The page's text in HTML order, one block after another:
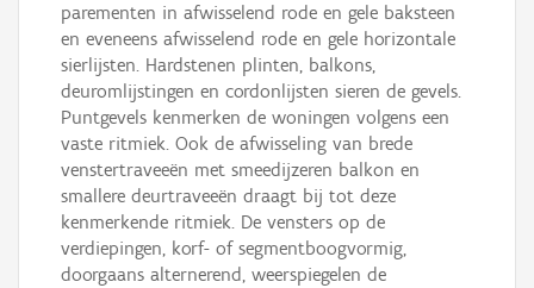
parementen in afwisselend rode en gele baksteen
en eveneens afwisselend rode en gele horizontale
sierlijsten. Hardstenen plinten, balkons,
deuromlijstingen en cordonlijsten sieren de gevels.
Puntgevels kenmerken de woningen volgens een
vaste ritmiek. Ook de afwisseling van brede
venstertraveeën met smeedijzeren balkon en
smallere deurtraveeën draagt bij tot deze
kenmerkende ritmiek. De vensters op de
verdiepingen, korf- of segmentboogvormig,
doorgaans alternerend, weerspiegelen de